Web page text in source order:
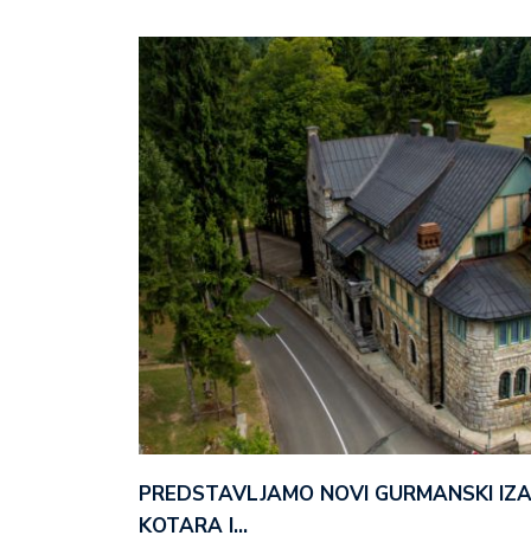
PREDSTAVLJAMO NOVI GURMANSKI
KOTARA I…